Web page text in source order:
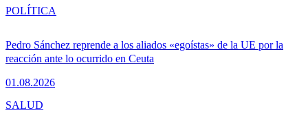
Pedro Sánchez reprende a los aliados «egoístas» de la UE por la
reacción ante lo ocurrido en Ceuta
01.08.2026
POLÍTICA
SALUD